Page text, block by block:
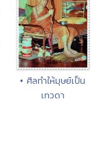
• ศีลทำให้มุษย์เป็น
เทวดา